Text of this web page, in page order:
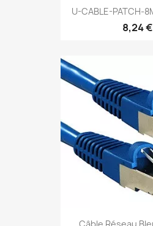
U-CABLE-PATCH-
8,24 €